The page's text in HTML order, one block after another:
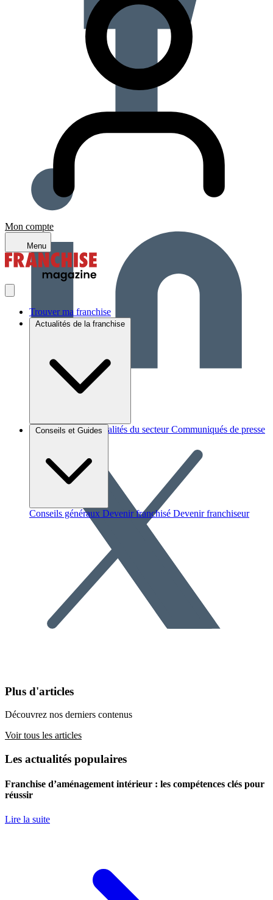
Mon compte
Menu
Trouver ma franchise
Actualités de la franchise
Brèves et actus Actualités du secteur Communiqués de presse
Conseils et Guides
Conseils généraux Devenir franchisé Devenir franchiseur
Plus d'articles
Découvrez nos derniers contenus
Voir tous les articles
Les actualités populaires
Franchise d’aménagement intérieur : les compétences clés pour
réussir
Lire la suite